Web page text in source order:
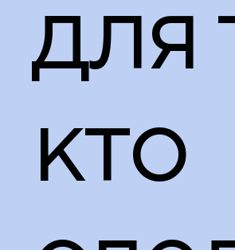
для
кто